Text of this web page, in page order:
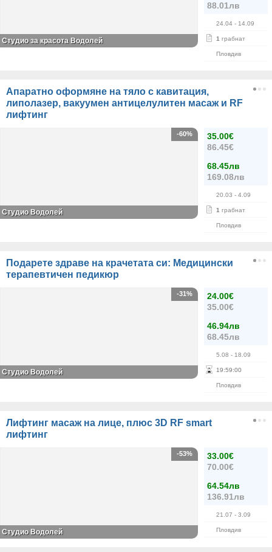
88.01лв
24.04 - 14.09
1 грабнат
Пловдив
Студио за красота Водолей
Апаратно оформяне на тяло с кавитация,
липолазер, вакуумен антицелулитен масаж и RF
лифтинг
35.00€
86.45€
68.45лв
169.08лв
20.03 - 4.09
1 грабнат
Пловдив
-60%
Студио Водолей
Подарете здраве на крачетата си: Медицински
терапевтичен педикюр
24.00€
35.00€
46.94лв
68.45лв
5.08 - 18.09
19:59:00
Пловдив
-31%
Студио Водолей
Лифтинг масаж на лице, плюс 3D RF smart
лифтинг
33.00€
70.00€
64.54лв
136.91лв
21.07 - 3.09
Пловдив
-53%
Студио Водолей